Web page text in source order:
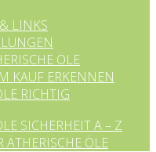
LINKS
ÖLE
KAUF ERKENNEN
RICHTIG
SICHERHEIT A – Z
ÄTHERISCHE ÖLE